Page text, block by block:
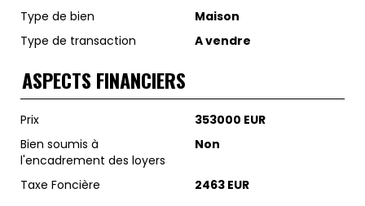
Type de bien
Maison
Type de transaction
A vendre
ASPECTS FINANCIERS
Prix
353000 EUR
Bien soumis à
l'encadrement des loyers
Non
Taxe Foncière 2463 EUR